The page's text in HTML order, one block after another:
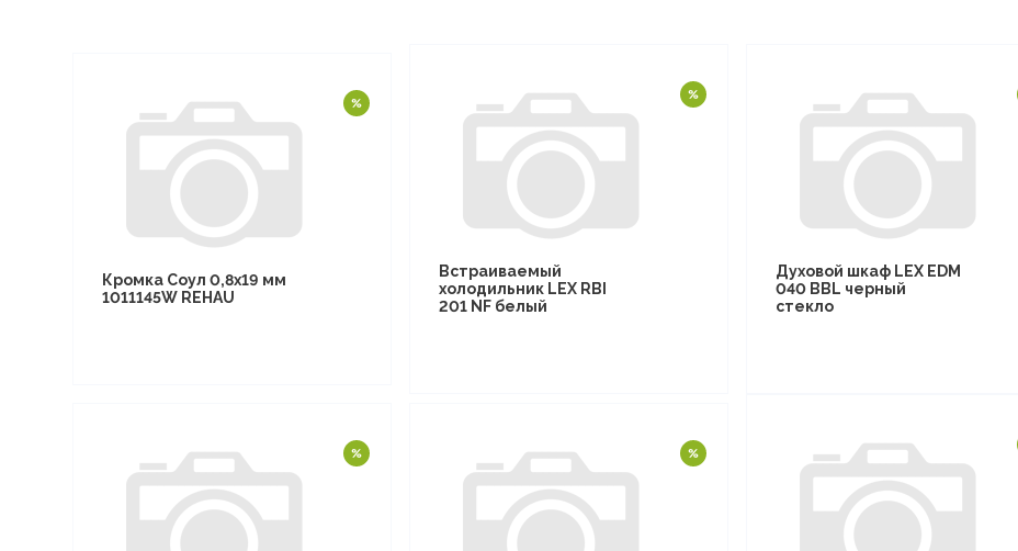
Кромка Соул 0,8х19 мм
1011145W REHAU
Встраиваемый
холодильник LEX RBI
201 NF белый
Духовой шкаф LEX EDM
040 BBL черный
стекло